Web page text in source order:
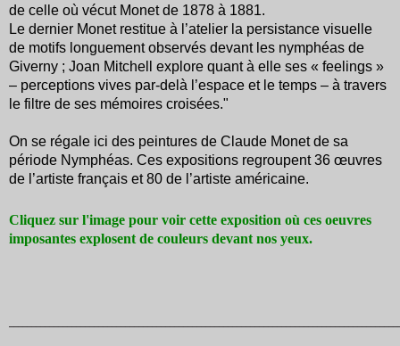
de celle où vécut Monet de 1878 à 1881.
Le dernier Monet restitue à l’atelier la persistance visuelle
de motifs longuement observés devant les nymphéas de
Giverny ; Joan Mitchell explore quant à elle ses « feelings »
– perceptions vives par-delà l’espace et le temps – à travers
le filtre de ses mémoires croisées."
On se régale ici des peintures de Claude Monet de sa
période Nymphéas. Ces expositions regroupent 36 œuvres
de l’artiste français et 80 de l’artiste américaine.
Cliquez sur l'image pour voir cette exposition où ces oeuvres
imposantes explosent de couleurs devant nos yeux.